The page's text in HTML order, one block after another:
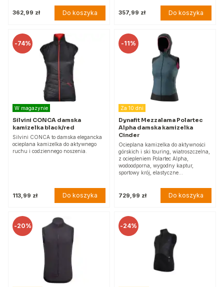
362,99 zł Do koszyka 357,99 zł Do koszyka
-74%
W magazynie
Silvini CONCA damska
kamizelka black/red
Silvini CONCA to damska elegancka
ocieplana kamizelka do aktywnego
ruchu i codziennego noszenia.
113,99 zł Do koszyka
-11%
Za 10 dni
Dynafit Mezzalama Polartec
Alpha damska kamizelka
Cinder
Ocieplana kamizelka do aktywności
górskich i ski touring, wiatroszczelna,
z ociepleniem Polartec Alpha,
wodoodporna, wygodny kaptur,
sportowy krój, elastyczne…
729,99 zł Do koszyka
-20% -24%